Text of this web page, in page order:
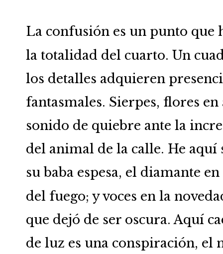
La confusión es un punto que
la totalidad del cuarto. Un
los detalles adquieren
fantasmales. Sierpes, flores
sonido de quiebre ante la
del animal de la calle. He aquí
su baba espesa, el diamante
del fuego; y voces en la
que dejó de ser oscura. Aquí
de luz es una conspiración, el